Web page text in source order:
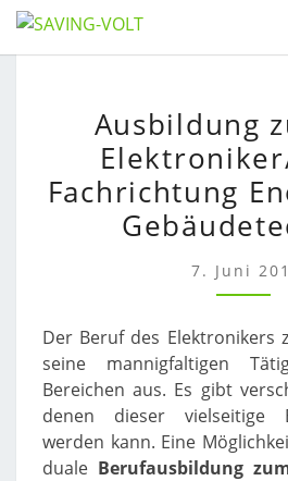
Skip
to
DER
Ausbildung
Fachrichtung
7. Juni
Der Beruf des Elektronikers
seine mannigfaltigen
Bereichen aus. Es gibt
denen dieser vielseitige
werden kann. Eine
duale Berufausbildung